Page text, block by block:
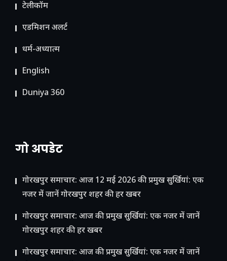
टेलीकॉम
ए​डमिशन अलर्ट
धर्म-अध्यात्म
English
Duniya 360
गो अपडेट
गोरखपुर समाचार: आज 12 मई 2026 की प्रमुख सुर्खियां: एक
नजर में जानें गोरखपुर शहर की हर खबर
गोरखपुर समाचार: आज की प्रमुख सुर्खियां: एक नजर में जानें
गोरखपुर शहर की हर खबर
गोरखपुर समाचार: आज की प्रमुख सुर्खियां: एक नजर में जानें